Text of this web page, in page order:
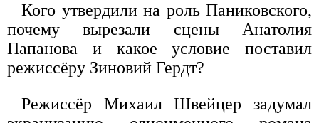
Кого утвердили на роль Паниковского,
почему вырезали сцены Анатолия
Папанова и какое условие поставил
режиссёру Зиновий Гердт?
Режиссёр Михаил Швейцер задумал